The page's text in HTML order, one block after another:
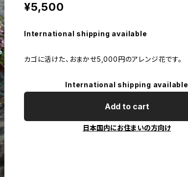
¥5,500
International shipping available
カゴに活けた、おまかせ5,000円のアレンジ花です。
International shipping available
Add to cart
日本国内にお住まいの方向け